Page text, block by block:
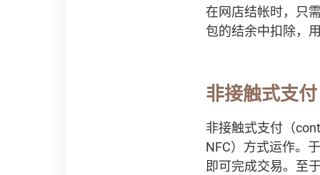
在网店结帐时，只
包的结余中扣除，
非接触式支
非接触式支付（
NFC）方式运作。
即可完成交易。至